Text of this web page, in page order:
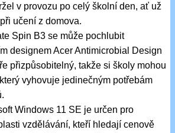
v provozu po celý školní den, ať už
učení z domova.
Spin B3 se může pochlubit
designem Acer Antimicrobial Design
přizpůsobitelný, takže si školy mohou
vyhovuje jedinečným potřebám
Windows 11 SE je určen pro
vzdělávání, kteří hledají cenově